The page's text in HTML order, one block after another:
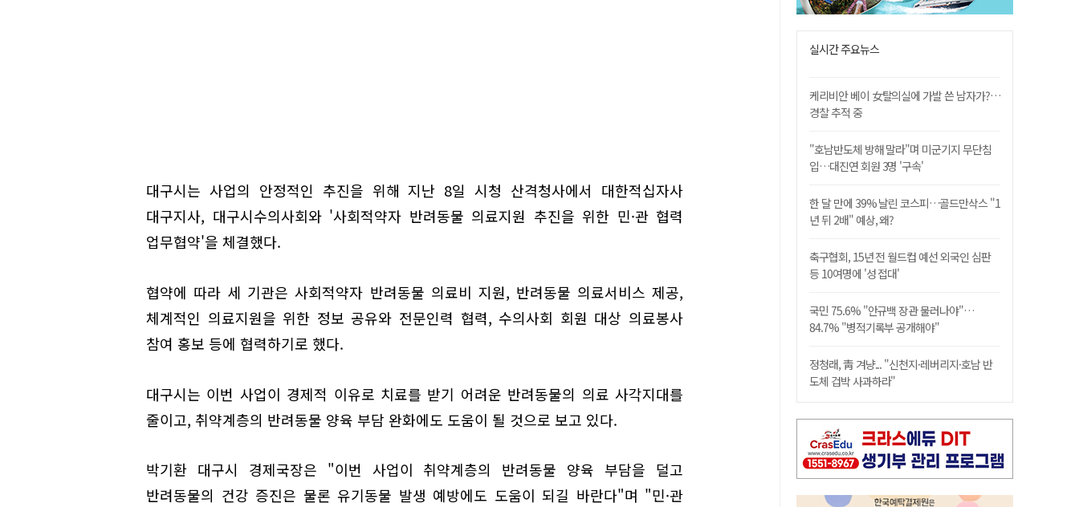
대구시는 사업의 안정적인 추진을 위해 지난 8일 시청 산격청사에서 대한적십자사
대구지사, 대구시수의사회와 '사회적약자 반려동물 의료지원 추진을 위한 민·관 협력
업무협약'을 체결했다.
협약에 따라 세 기관은 사회적약자 반려동물 의료비 지원, 반려동물 의료서비스 제공,
체계적인 의료지원을 위한 정보 공유와 전문인력 협력, 수의사회 회원 대상 의료봉사
참여 홍보 등에 협력하기로 했다.
대구시는 이번 사업이 경제적 이유로 치료를 받기 어려운 반려동물의 의료 사각지대를
줄이고, 취약계층의 반려동물 양육 부담 완화에도 도움이 될 것으로 보고 있다.
박기환 대구시 경제국장은 "이번 사업이 취약계층의 반려동물 양육 부담을 덜고
반려동물의 건강 증진은 물론 유기동물 발생 예방에도 도움이 되길 바란다"며 "민·관
실시간 주요뉴스
케리비안 베이 女탈의실에 가발 쓴 남자가?…
경찰 추적 중
"호남반도체 방해 말라"며 미군기지 무단침
입…대진연 회원 3명 '구속'
한 달 만에 39% 날린 코스피…골드만삭스 "1
년 뒤 2배" 예상, 왜?
축구협회, 15년 전 월드컵 예선 외국인 심판
등 10여명에 '성 접대'
국민 75.6% "안규백 장관 물러나야"…
84.7% "병적기록부 공개해야"
정청래, 靑 겨냥... "신천지·레버리지·호남 반
도체 겁박 사과하라"